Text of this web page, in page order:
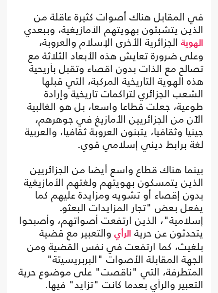
في المقابل هناك أصوات كثيرة عاقلة من
الذين يتشبثون بهويتهم الأمازيغية، وببعدي
الهوية الجزائرية الأخرى الإسلام والعروبة،
وعلى ضرورة تعايش هذه الأبعاد الثلاثة مع
تصالح مع الذات بدون اقصاء وتقبل بأريحية
هذه الهوية التاريخية المركبة، التي قبلها
الشعب الجزائري لتراكمات تاريخية وإرادة
طوعية، جعلت قطاعا واسعا، بل هو الغالبية
الآن من الجزائريين الأمازيغ في جوهرهم،
جينيا وثقافيا، يتبنون العروبة ثقافيا، والعربية
لغة برابط ديني إسلامي قوي.
بينما هناك قطاع واسع أيضا من الجزائريين
الذين يتمسكون بهويتهم ولغتهم الأمازيغية
بدون إقصاء أو تشويه ومزايدة عليهم كما
يفعل بعض "تجار المزايدات البعثوـ
إسلامية"، الذين ارتفعت أصواتهم، وأصبحوا
يتحدثون عن حرية الرأي والتعبير مع قضية
بلغيث، كما ارتفعت في نفس القضية ومن
الجهة المقابلة الأصوات "البربريسيتة"
المتطرفة، التي "ناقصت" على موضوع حرية
التعبير والرأي بعدما كانت "تزايد" فيها.